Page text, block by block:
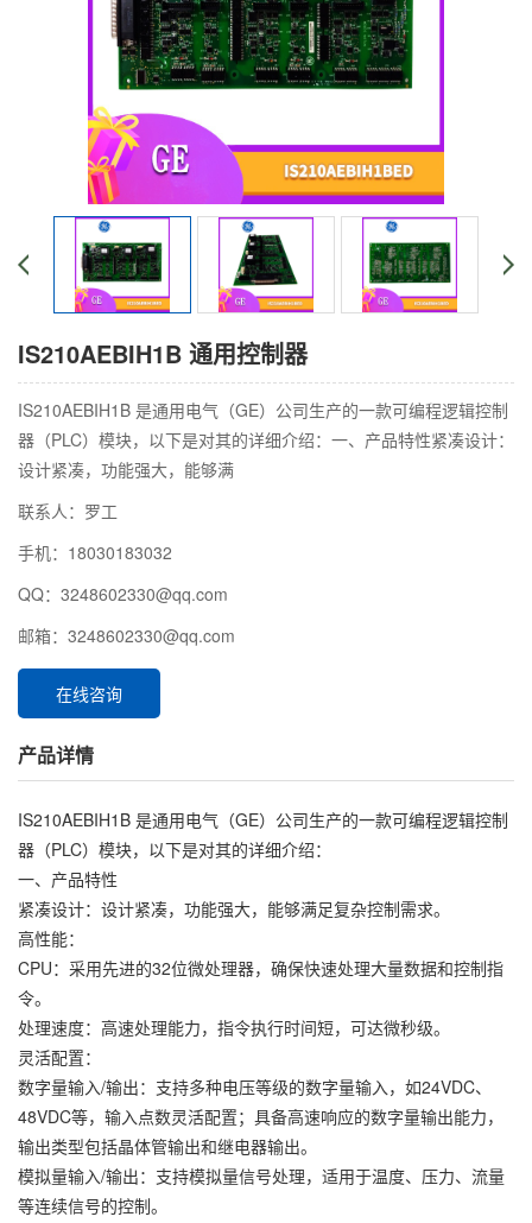
IS210AEBIH1B 通用控制器
IS210AEBIH1B 是通用电气（GE）公司生产的一款可编程逻辑控制
器（PLC）模块，以下是对其的详细介绍：一、产品特性紧凑设计：
设计紧凑，功能强大，能够满
联系人：罗工
手机：18030183032
QQ：3248602330@qq.com
邮箱：3248602330@qq.com
在线咨询
产品详情
IS210AEBIH1B 是通用电气（GE）公司生产的一款可编程逻辑控制
器（PLC）模块，以下是对其的详细介绍：
一、产品特性
紧凑设计：设计紧凑，功能强大，能够满足复杂控制需求。
高性能：
CPU：采用先进的32位微处理器，确保快速处理大量数据和控制指
令。
处理速度：高速处理能力，指令执行时间短，可达微秒级。
灵活配置：
数字量输入/输出：支持多种电压等级的数字量输入，如24VDC、
48VDC等，输入点数灵活配置；具备高速响应的数字量输出能力，
输出类型包括晶体管输出和继电器输出。
模拟量输入/输出：支持模拟量信号处理，适用于温度、压力、流量
等连续信号的控制。